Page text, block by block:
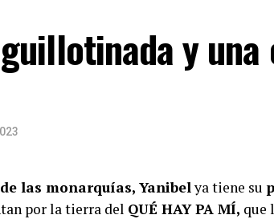
¿Te gusta lo que lees?
valiente y suscríbete a Foco Panamá.
y
las monarquías, Yanibelya tiene su
por la tierra del QUÉ HAY PA MÍ, que